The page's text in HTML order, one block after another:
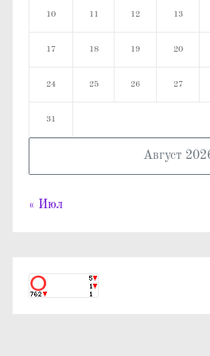
Август
10 11 12 13
17 18 19 20
24 25 26 27
31
« Июл